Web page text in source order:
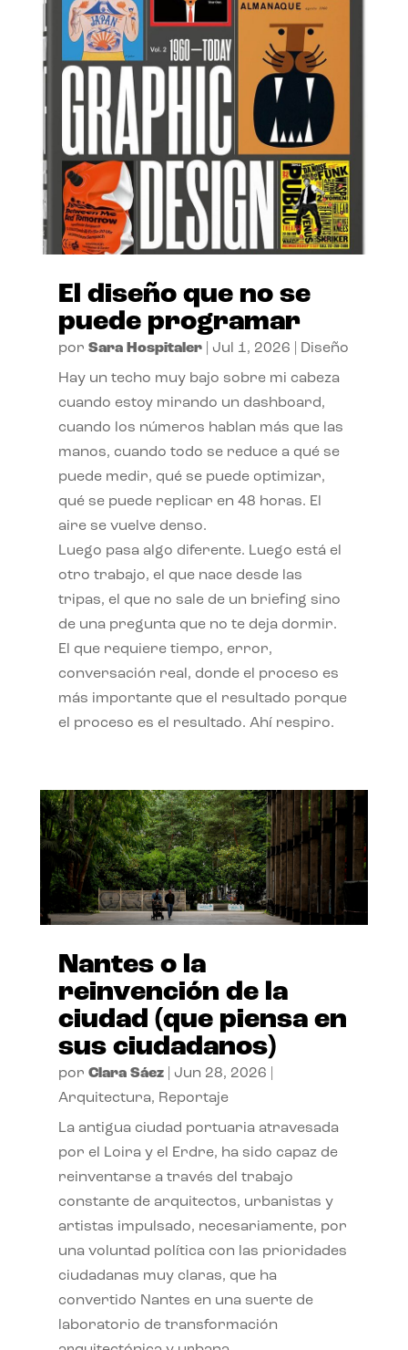
El diseño que no se
puede programar
por Sara Hospitaler| Jul 1, 2026 Diseño
Hay un techo muy bajo sobre mi cabeza
cuando estoy mirando un dashboard,
cuando los números hablan más que las
manos, cuando todo se reduce a qué se
puede medir, qué se puede optimizar,
qué se puede replicar en 48 horas. El
aire se vuelve denso.
Luego pasa algo diferente. Luego está el
otro trabajo, el que nace desde las
tripas, el que no sale de un briefing sino
de una pregunta que no te deja dormir.
El que requiere tiempo, error,
conversación real, donde el proceso es
más importante que el resultado porque
el proceso es el resultado. Ahí respiro.
Nantes o la
reinvención de la
ciudad (que piensa en
sus ciudadanos)
por Clara Sáez| Jun 28, 2026
Arquitectura, Reportaje
La antigua ciudad portuaria atravesada
por el Loira y el Erdre, ha sido capaz de
reinventarse a través del trabajo
constante de arquitectos, urbanistas y
artistas impulsado, necesariamente, por
una voluntad política con las prioridades
ciudadanas muy claras, que ha
convertido Nantes en una suerte de
laboratorio de transformación